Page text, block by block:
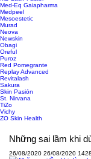
Med-Eq Gaiapharma
Medpeel
Mesoestetic
Murad
Neova
Newskin
Obagi
Oreful
Puroz
Red Pomegrante
Replay Advanced
Revitalash
Sakura
Skin Pasión
St. Nirvana
TiZo
Vichy
ZO Skin Health
Những sai lầm khi
26/08/2020 26/08/2020